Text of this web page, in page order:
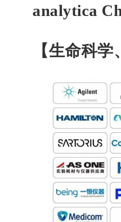
analytica
【生命科